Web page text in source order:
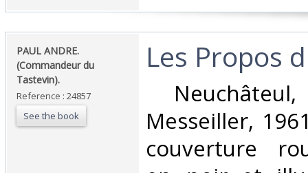
‎PAUL ANDRE.
(Commandeur du
Tastevin).‎
Reference : 24857
See the book
‎Les Propos
Messeiller,
couverture